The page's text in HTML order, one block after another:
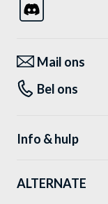
Mail ons
Bel ons
Info & hulp
ALTERNATE